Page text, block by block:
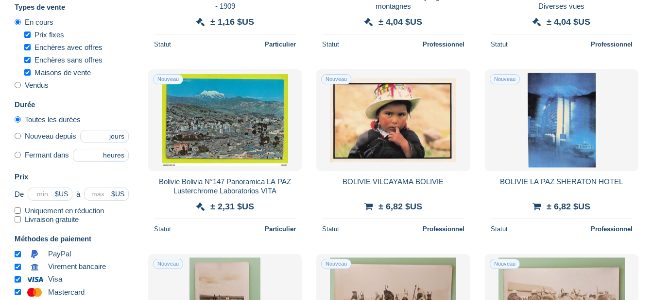
Types de vente
En cours
Prix fixes
Enchères avec offres
Enchères sans offres
Maisons de vente
Vendus
Durée
Toutes les durées
Nouveau depuis jours
Fermant dans heures
Prix
De $US à $US
Uniquement en réduction
Livraison gratuite
Méthodes de paiement
PayPal
Virement bancaire
Visa
Mastercard
- 1909
± 1,16 $US
Statut Particulier
montagnes
± 4,04 $US
Statut Professionnel
Diverses vues
± 4,04 $US
Statut Professionnel
Nouveau
Bolivie Bolivia N°147 Panoramica LA PAZ
Lusterchrome Laboratorios VITA
± 2,31 $US
Statut Particulier
Nouveau
BOLIVIE VILCAYAMA BOLIVIE
± 6,82 $US
Statut Professionnel
Nouveau
BOLIVIE LA PAZ SHERATON HOTEL
± 6,82 $US
Statut Professionnel
Nouveau Nouveau Nouveau